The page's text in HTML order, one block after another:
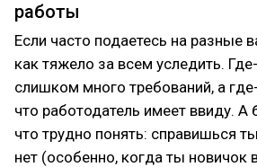
работы
Если часто подаетесь на разные
как тяжело за всем уследить.
слишком много требований, а
что работодатель имеет ввиду. А
что трудно понять: справишься
нет (особенно, когда ты новичок